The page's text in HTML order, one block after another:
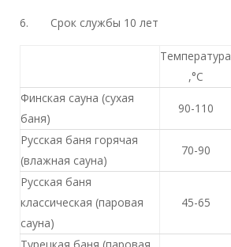
6. Срок службы 10 лет
Температура
,°С
Финская сауна (сухая
баня)
90-110
Русская баня горячая
(влажная сауна)
70-90
Русская баня
классическая (паровая
сауна)
45-65